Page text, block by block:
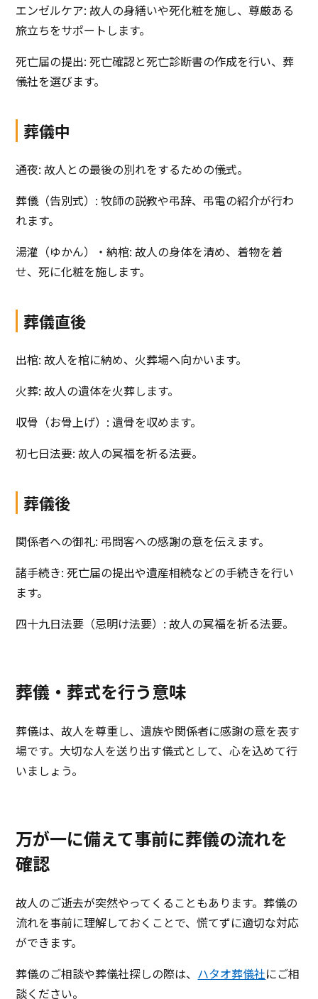
エンゼルケア: 故人の身繕いや死化粧を施し、尊厳ある
旅立ちをサポートします。
死亡届の提出: 死亡確認と死亡診断書の作成を行い、葬
儀社を選びます。
葬儀中
通夜: 故人との最後の別れをするための儀式。
葬儀（告別式）: 牧師の説教や弔辞、弔電の紹介が行わ
れます。
湯灌（ゆかん）・納棺: 故人の身体を清め、着物を着
せ、死に化粧を施します。
葬儀直後
出棺: 故人を棺に納め、火葬場へ向かいます。
火葬: 故人の遺体を火葬します。
収骨（お骨上げ）: 遺骨を収めます。
初七日法要: 故人の冥福を祈る法要。
葬儀後
関係者への御礼: 弔問客への感謝の意を伝えます。
諸手続き: 死亡届の提出や遺産相続などの手続きを行い
ます。
四十九日法要（忌明け法要）: 故人の冥福を祈る法要。
葬儀・葬式を行う意味
葬儀は、故人を尊重し、遺族や関係者に感謝の意を表す
場です。大切な人を送り出す儀式として、心を込めて行
いましょう。
万が一に備えて事前に葬儀の流れを
確認
故人のご逝去が突然やってくることもあります。葬儀の
流れを事前に理解しておくことで、慌てずに適切な対応
ができます。
葬儀のご相談や葬儀社探しの際は、 ハタオ葬儀社にご相
談ください。